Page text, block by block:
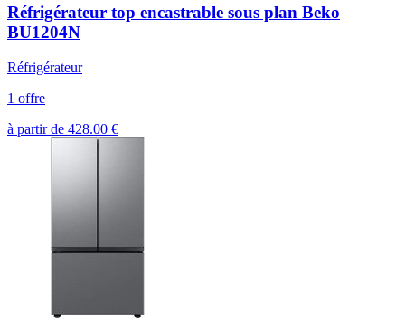
Réfrigérateur top encastrable sous plan Beko
BU1204N
Réfrigérateur
1 offre
à partir de 428.00 €